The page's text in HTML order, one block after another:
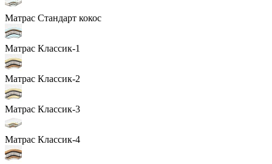
Матрас Стандарт кокос
Матрас Классик-1
Матрас Классик-2
Матрас Классик-3
Матрас Классик-4